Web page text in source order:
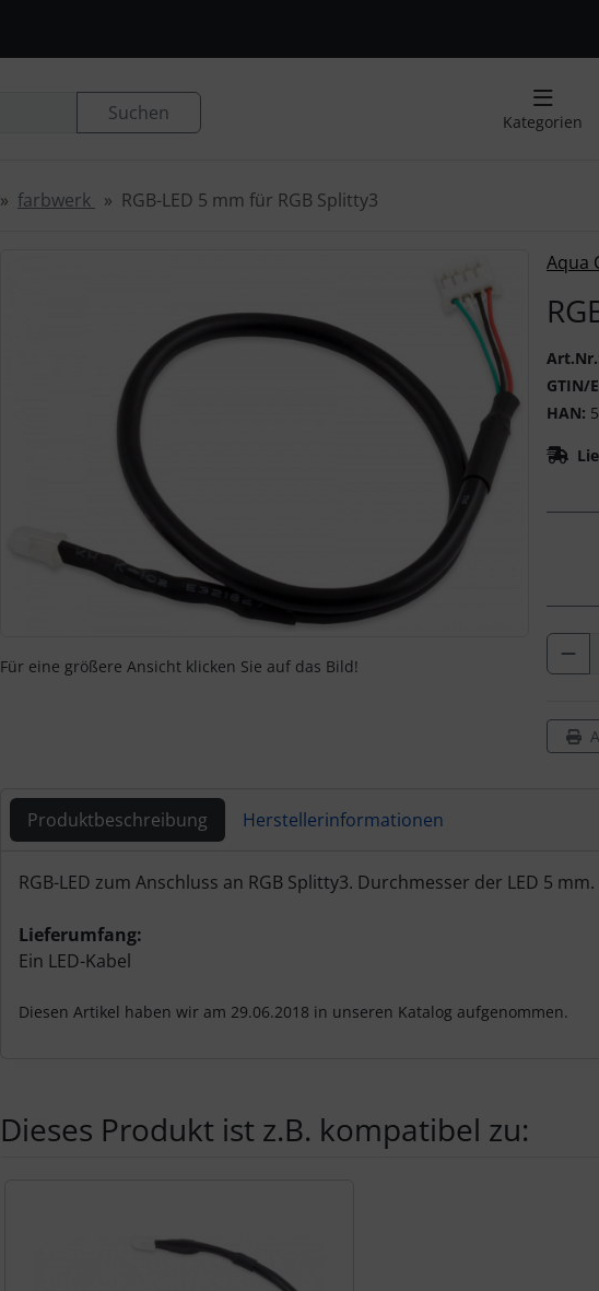
Suchen
Kategorien
farbwerk RGB-LED 5 mm für RGB Splitty3
Aqua
GTIN/
HAN:
Wenn mehr als ein Produktbild existiert, können Sie die "Zurück-" und
Für eine größere Ansicht klicken Sie auf das Bild!
Produktbeschreibung Herstellerinformationen
Produktbeschreibung
RGB-LED zum Anschluss an RGB Splitty3. Durchmesser der LED 5
Lieferumfang:
Ein LED-Kabel
Diesen Artikel haben wir am 29.06.2018 in unseren Katalog aufgenommen.
Dieses Produkt ist z.B. kompatibel zu: